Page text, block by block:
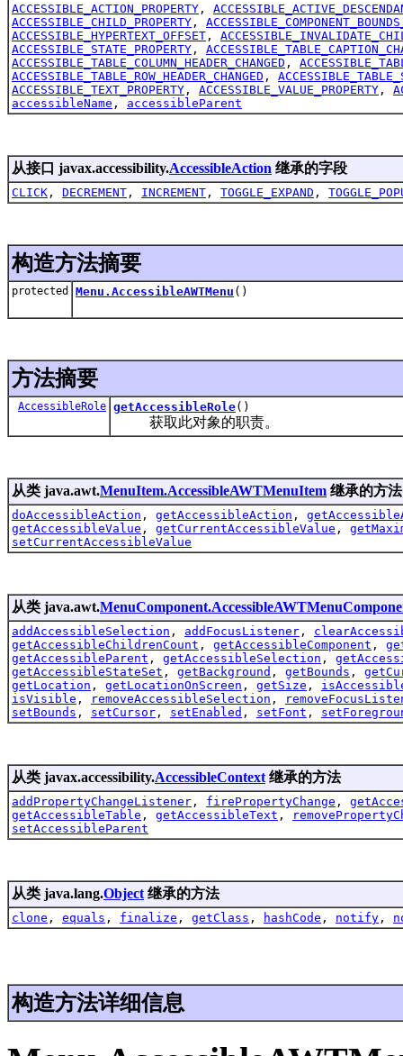
ACCESSIBLE_ACTION_PROPERTY ,
ACCESSIBLE_CHILD_PROPERTY ,
ACCESSIBLE_HYPERTEXT_OFFSET ,
ACCESSIBLE_STATE_PROPERTY ,
ACCESSIBLE_TABLE_COLUMN_HEADER_CHANGED ,
ACCESSIBLE_TABLE_ROW_HEADER_CHANGED ,
ACCESSIBLE_TEXT_PROPERTY , ACCESSIBLE_VALUE_PROPERTY ,
accessibleName , accessibleParent
从接口 javax.accessibility.AccessibleAction 继承的字段
CLICK , DECREMENT , INCREMENT , TOGGLE_EXPAND ,
构造方法摘要
protected Menu.AccessibleAWTMenu ()
方法摘要
AccessibleRole getAccessibleRole()
获取此对象的职责。
从类 java.awt.MenuItem.AccessibleAWTMenuItem 继承的方法
doAccessibleAction , getAccessibleAction ,
getAccessibleValue , getCurrentAccessibleValue ,
setCurrentAccessibleValue
从类 java.awt.
addAccessibleSelection , addFocusListener ,
getAccessibleChildrenCount , getAccessibleComponent ,
getAccessibleParent , getAccessibleSelection ,
getAccessibleStateSet , getBackground , getBounds ,
getLocation , getLocationOnScreen , getSize ,
isVisible , removeAccessibleSelection ,
setBounds , setCursor , setEnabled , setFont ,
从类 javax.accessibility.AccessibleContext 继承的方法
addPropertyChangeListener , firePropertyChange ,
getAccessibleTable , getAccessibleText ,
setAccessibleParent
从类 java.lang.Object 继承的方法
clone , equals , finalize , getClass , hashCode , notify ,
构造方法详细信息